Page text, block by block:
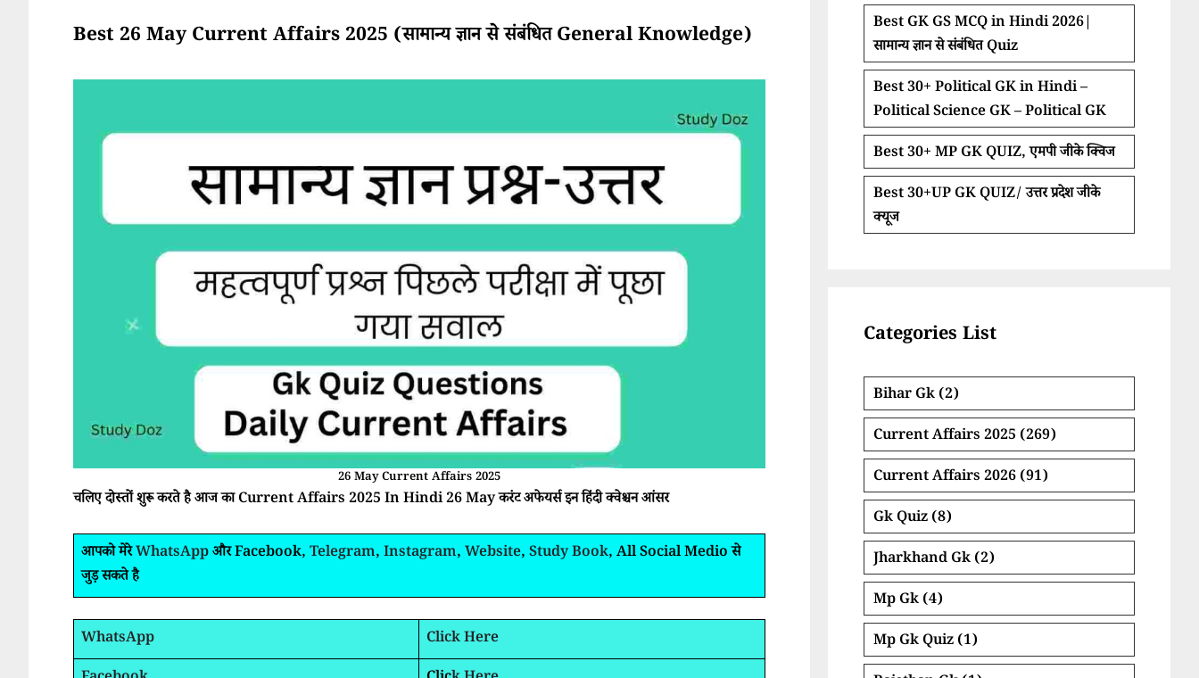
Best 26 May Current Affairs 2025 (सामान्य ज्ञान से संबंधित General Knowledge)
26 May Current Affairs 2025
चलिए दोस्तों शुरू करते है आज का Current Affairs 2025 In Hindi 26 May करंट अफेयर्स इन हिंदी क्वेश्चन आंसर
आपको मेरेWhatsAppऔर Facebook, Telegram, Instagram, Website, Study Book, All Social Medio से
जुड़ सकते है
WhatsApp
Click Here
Best GK GS MCQ in Hindi 2026|
सामान्य ज्ञान से संबंधित Quiz
Best 30+ Political GK in Hindi –
Political Science GK – Political GK
Best 30+ MP GK QUIZ, एमपी जीके क्विज
Best 30+UP GK QUIZ/ उत्तर प्रदेश जीके
क्यूज
Categories List
Bihar Gk (2)
Current Affairs 2025 (269)
Current Affairs 2026 (91)
Gk Quiz (8)
Jharkhand Gk (2)
Mp Gk (4)
Mp Gk Quiz (1)